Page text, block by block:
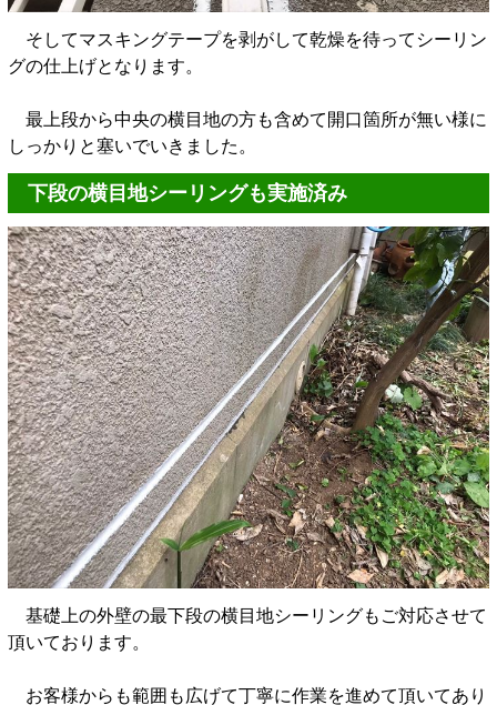
そしてマスキングテープを剥がして乾燥を待ってシーリン
グの仕上げとなります。
最上段から中央の横目地の方も含めて開口箇所が無い様に
しっかりと塞いでいきました。
下段の横目地シーリングも実施済み
基礎上の外壁の最下段の横目地シーリングもご対応させて
頂いております。
お客様からも範囲も広げて丁寧に作業を進めて頂いてあり